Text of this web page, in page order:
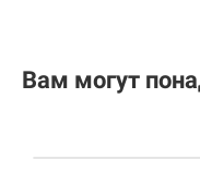
Вам могут